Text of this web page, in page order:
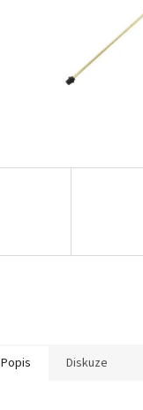
Popis Diskuze